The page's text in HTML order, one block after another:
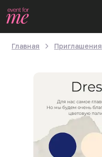
Главная Приглашения